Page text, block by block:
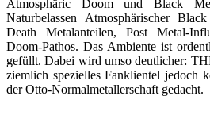
Atmosphäric Doom und Black
Naturbelassen Atmosphärischer
Death Metalanteilen, Post Metal-
Doom-Pathos. Das Ambiente ist
gefüllt. Dabei wird umso deutlicher:
ziemlich spezielles Fanklientel jedoch
der Otto-Normalmetallerschaft gedacht.